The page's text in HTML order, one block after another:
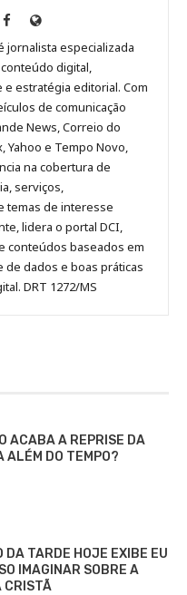
Anny
Malagolini
no
Facebook
Site
de
Anny
Malagolini
jornalista especializada
digital,
estratégia editorial. Com
de comunicação
News, Correio do
Yahoo e Tempo Novo,
na cobertura de
serviços,
temas de interesse
lidera o portal DCI,
conteúdos baseados em
de dados e boas práticas
DRT 1272/MS
ACABA A REPRISE DA
ALÉM DO TEMPO?
DA TARDE HOJE EXIBE EU
IMAGINAR SOBRE A
CRISTÃ